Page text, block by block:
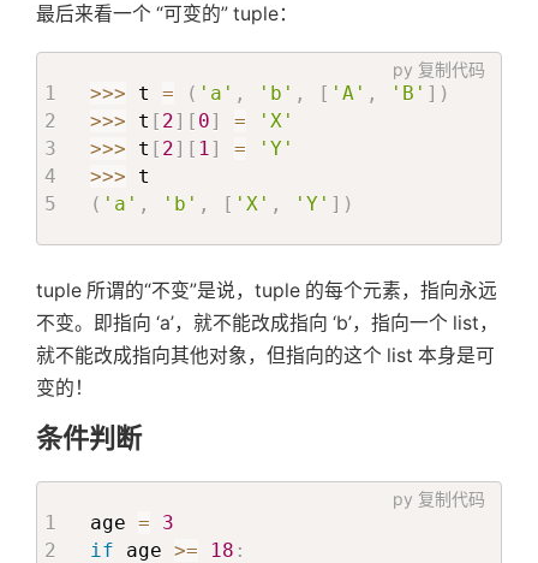
最后来看一个 “可变的” tuple：
py 复制代码
>>> t = ( 'a' , 'b' , [ 'A' , 'B' ] )
>>> t [ 2] [ 0] =
'X'
>>> t [ 2] [ 1 ] =
'Y'
>>>
( 'a' , 'b' , [ 'X' , 'Y' ] )
tuple 所谓的“不变”是说，tuple 的每个元素，指向永远
不变。即指向 ‘a’，就不能改成指向 ‘b’，指向一个 list，
就不能改成指向其他对象，但指向的这个 list 本身是可
变的！
条件判断
py 复制代码
age =
3
if age >= 18 :